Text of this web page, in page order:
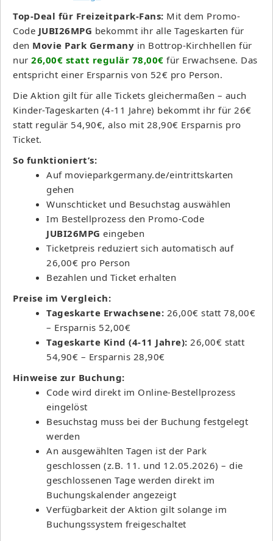
Top-Deal für Freizeitpark-Fans: Mit dem Promo-
Code JUBI26MPG bekommt ihr alle Tageskarten für
den Movie Park Germany in Bottrop-Kirchhellen für
nur 26,00€ statt regulär 78,00€ für Erwachsene. Das
entspricht einer Ersparnis von 52€ pro Person.
Die Aktion gilt für alle Tickets gleichermaßen – auch
Kinder-Tageskarten (4-11 Jahre) bekommt ihr für 26€
statt regulär 54,90€, also mit 28,90€ Ersparnis pro
Ticket.
So funktioniert’s:
Auf movieparkgermany.de/eintrittskarten
gehen
Wunschticket und Besuchstag auswählen
Im Bestellprozess den Promo-Code
JUBI26MPG eingeben
Ticketpreis reduziert sich automatisch auf
26,00€ pro Person
Bezahlen und Ticket erhalten
Preise im Vergleich:
Tageskarte Erwachsene: 26,00€ statt 78,00€
– Ersparnis 52,00€
Tageskarte Kind (4-11 Jahre): 26,00€ statt
54,90€ – Ersparnis 28,90€
Hinweise zur Buchung:
Code wird direkt im Online-Bestellprozess
eingelöst
Besuchstag muss bei der Buchung festgelegt
werden
An ausgewählten Tagen ist der Park
geschlossen (z.B. 11. und 12.05.2026) – die
geschlossenen Tage werden direkt im
Buchungskalender angezeigt
Verfügbarkeit der Aktion gilt solange im
Buchungssystem freigeschaltet